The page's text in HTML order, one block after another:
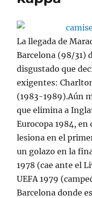
La llegada de
Barcelona (98/31)
disgustado que
exigentes:
(1983-1989).Aún
que elimina a
Eurocopa 1984, en
lesiona en el
un golazo en la
1978 (cae ante el
UEFA 1979
Barcelona donde